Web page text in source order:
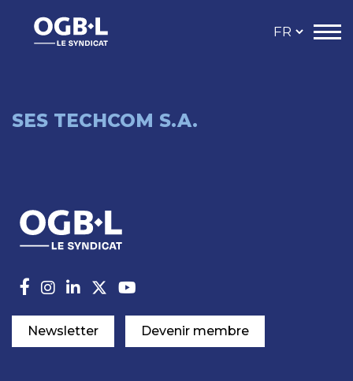
SES TECHCOM S.A.
Newsletter Devenir membre